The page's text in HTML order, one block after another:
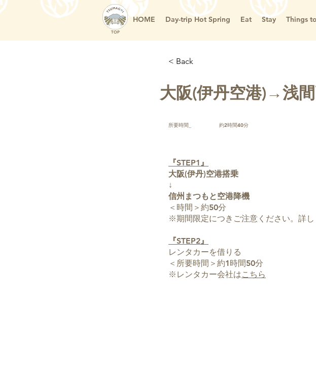
HOME Day-trip Hot Spring Eat Stay Things
TOP
< Back
大阪(伊丹空港)→浅
所要時間_ 約2時間40分
『STEP1』
大阪(伊丹)空港搭乗
↓
信州まつもと空港降機
＜時間＞約50分
※期間限定につきご注意ください。詳し
『STEP2』
レンタカーを借りる
＜所要時間＞約1時間50分
※レンタカー会社はこちら